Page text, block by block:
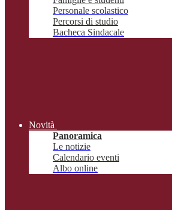
Personale scolastico
Percorsi di studio
Bacheca Sindacale
Novità
Panoramica
Le notizie
Calendario eventi
Albo online